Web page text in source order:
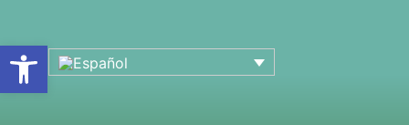
Abrir barra de herramientas